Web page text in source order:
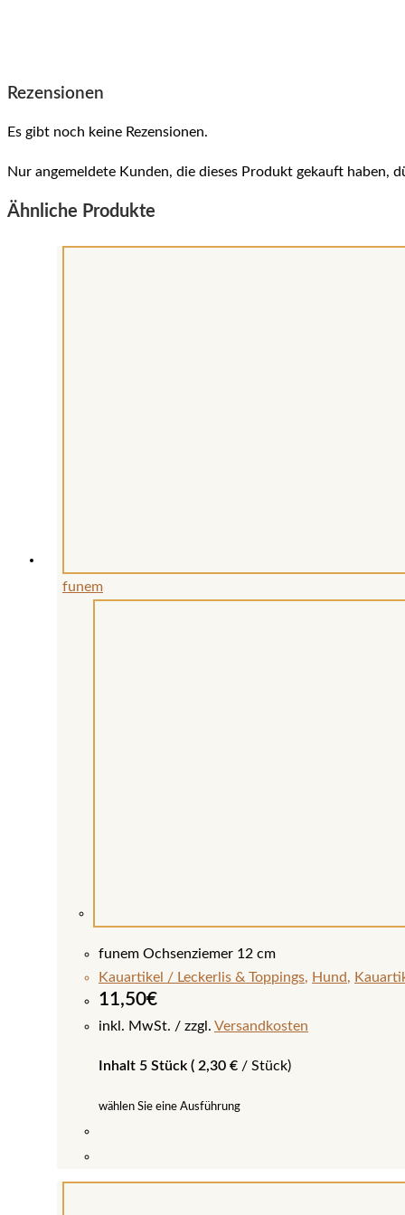
Rezensionen
Es gibt noch keine Rezensionen.
Nur angemeldete Kunden, die dieses Produkt gekauft haben,
Ähnliche Produkte
funem
funem Ochsenziemer 12 cm
Kauartikel / Leckerlis & Toppings, Hund,
11,50€
inkl. MwSt. zzgl. Versandkosten
Inhalt 5 Stück ( 2,30 € / Stück)
wählen Sie eine Ausführung
Produkt